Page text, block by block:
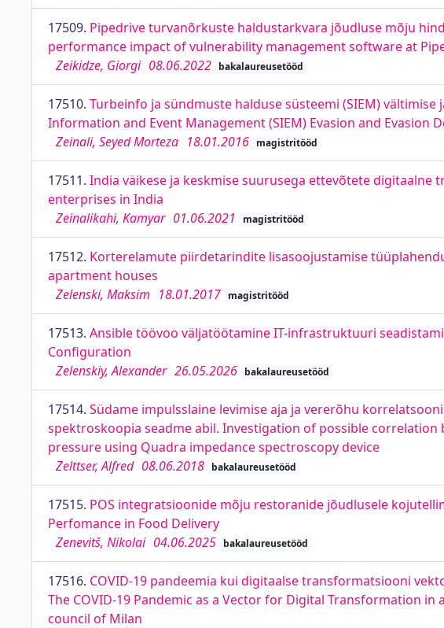
17509. Pipedrive turvanõrkuste haldustarkvara jõudluse mõju
performance impact of vulnerability management software at
Zeikidze, Giorgi 08.06.2022 bakalaureusetööd
17510. Turbeinfo ja sündmuste halduse süsteemi (SIEM)
Information and Event Management (SIEM) Evasion and Evasion
Zeinali, Seyed Morteza 18.01.2016 magistritööd
17511. India väikese ja keskmise suurusega ettevõtete
enterprises in India
Zeinalikahi, Kamyar 01.06.2021 magistritööd
17512. Korterelamute piirdetarindite lisasoojustamise
apartment houses
Zelenski, Maksim 18.01.2017 magistritööd
17513. Ansible töövoo väljatöötamine IT-infrastruktuuri
Configuration
Zelenskiy, Alexander 26.05.2026 bakalaureusetööd
17514. Südame impulsslaine levimise aja ja vererõhu
spektroskoopia seadme abil. Investigation of possible
pressure using Quadra impedance spectroscopy device
Zelttser, Alfred 08.06.2018 bakalaureusetööd
17515. POS integratsioonide mõju restoranide jõudlusele
Perfomance in Food Delivery
Zenevitš, Nikolai 04.06.2025 bakalaureusetööd
17516. COVID-19 pandeemia kui digitaalse transformatsiooni
The COVID-19 Pandemic as a Vector for Digital Transformation
council of Milan